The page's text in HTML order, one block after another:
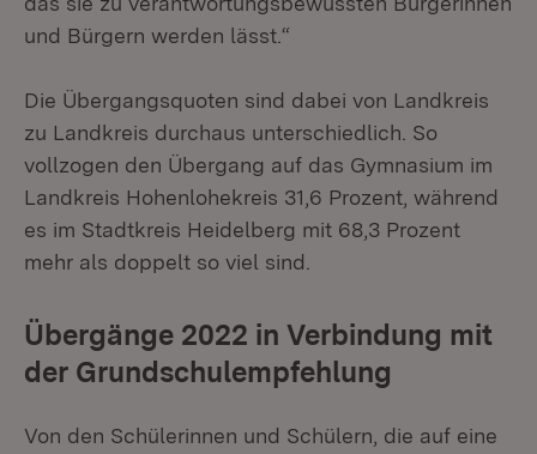
und Bürgern werden lässt.“
Die Übergangsquoten sind dabei von Landkreis
zu Landkreis durchaus unterschiedlich. So
vollzogen den Übergang auf das Gymnasium im
Landkreis Hohenlohekreis 31,6 Prozent, während
es im Stadtkreis Heidelberg mit 68,3 Prozent
mehr als doppelt so viel sind.
Übergänge 2022 in Verbindung mit
der Grundschulempfehlung
Von den Schülerinnen und Schülern, die auf eine